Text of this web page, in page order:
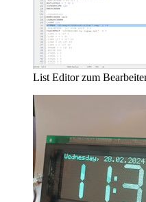
List Editor zum